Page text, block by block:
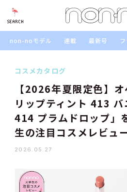
SEARCH
non-noモデル 連載 最新号
コスメカタログ
【2026年夏限定色】
リップティント 413 バ
414 プラムドロップ」
生の注目コスメレビュ
2026.05.27